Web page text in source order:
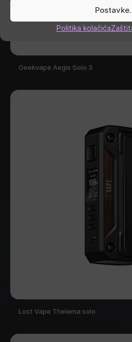
Politika kolačića
Geekvape Aegis Solo 3
Lost Vape Thelema solo